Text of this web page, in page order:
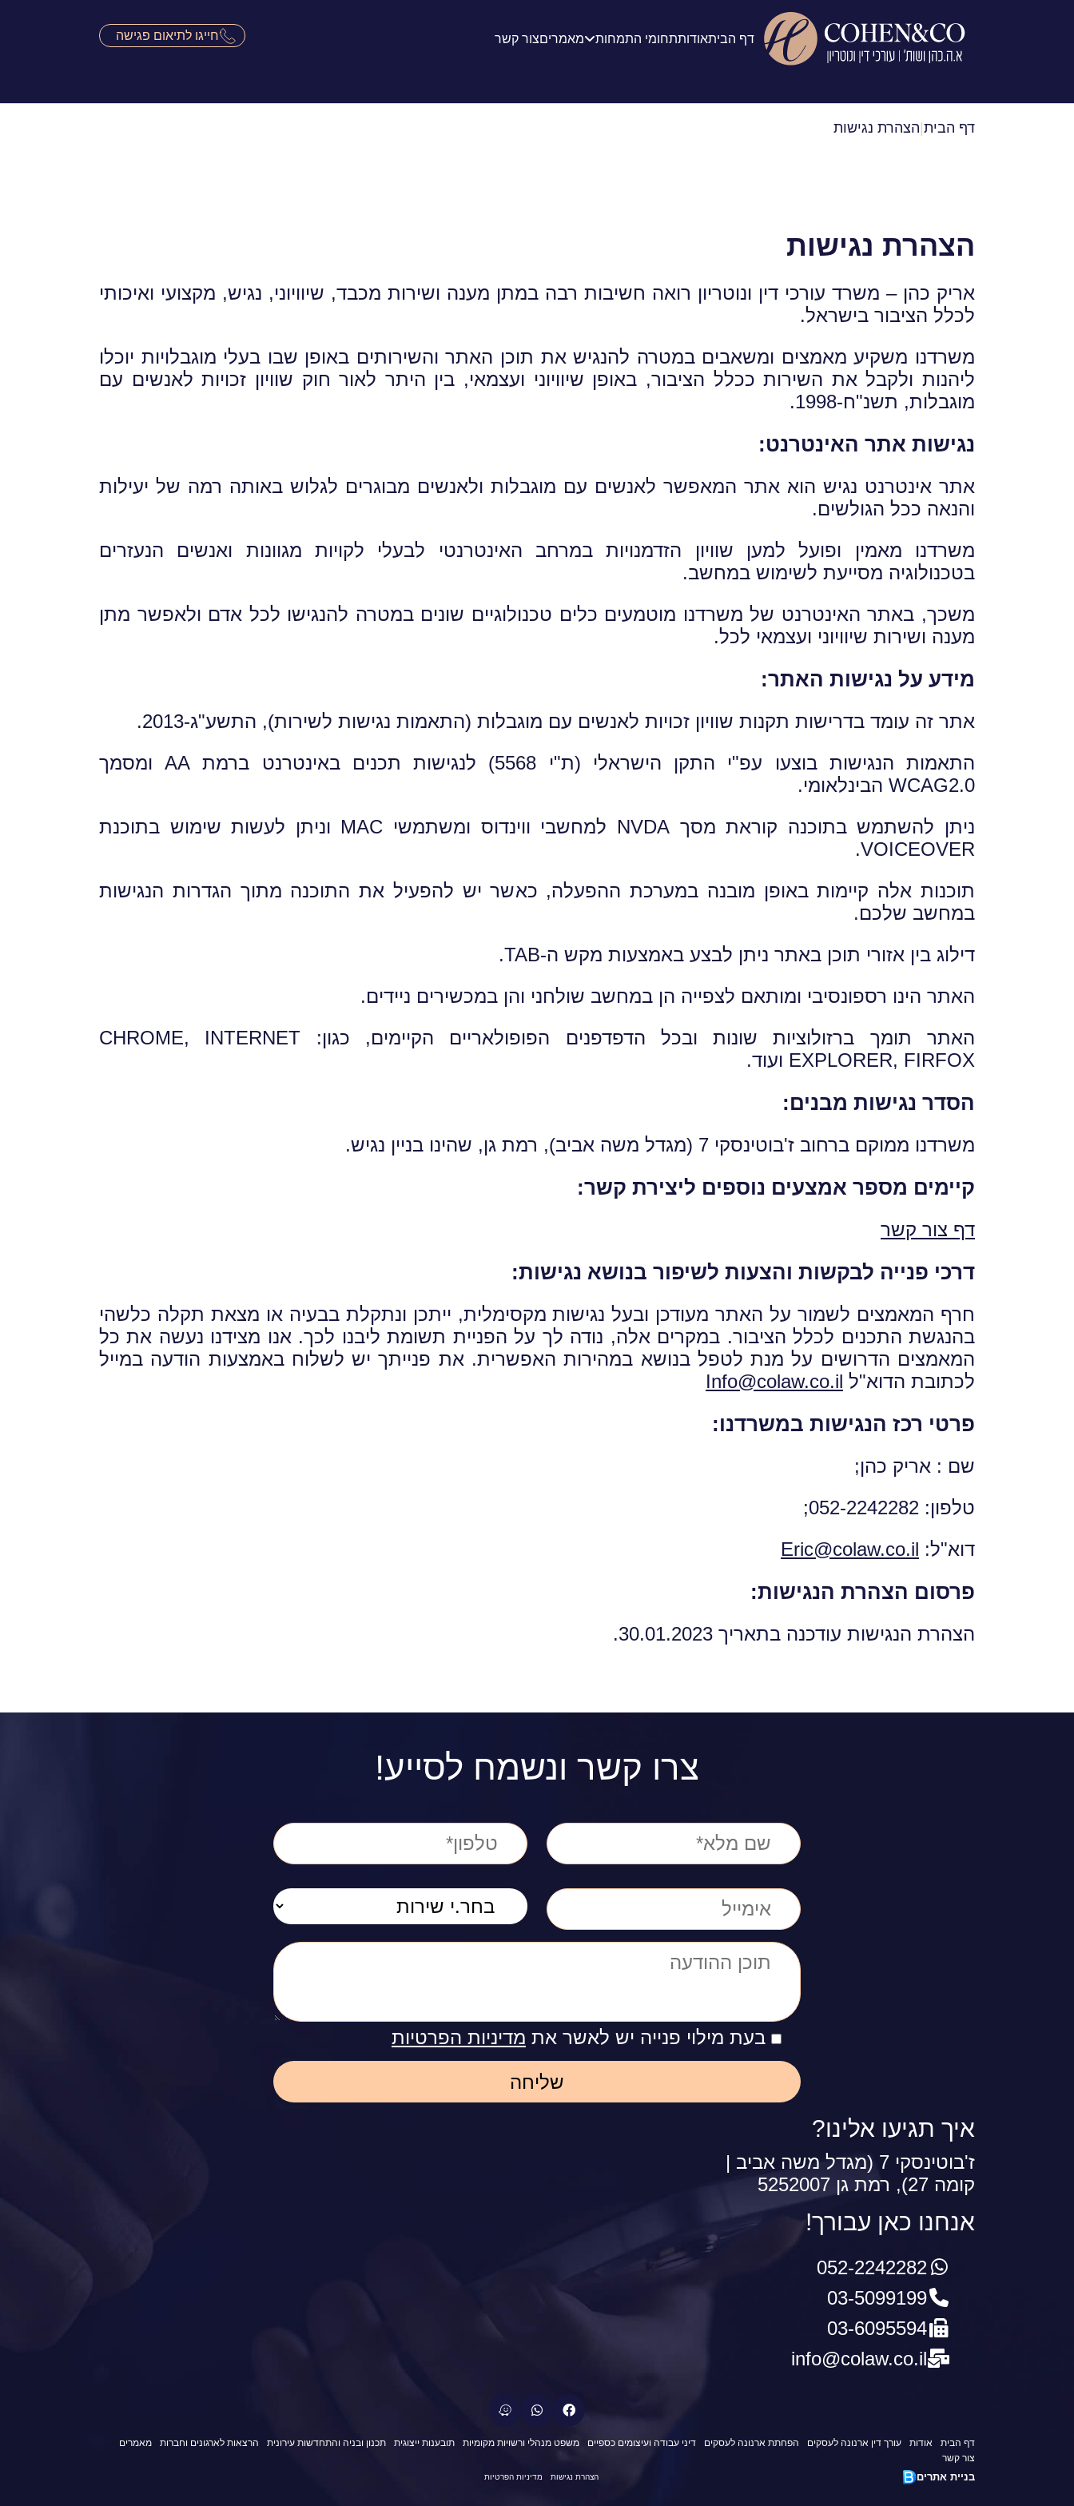
דף הביתאודותתחומי התמחות מאמריםצור קשר חייגו לתיאום פגישה
דף הבית הצהרת נגישות
הצהרת נגישות
אריק כהן – משרד עורכי דין ונוטריון רואה חשיבות רבה במתן מענה ושירות מכבד, שיוויוני, נגיש, מקצועי ואיכותי
לכלל הציבור בישראל.
משרדנו משקיע מאמצים ומשאבים במטרה להנגיש את תוכן האתר והשירותים באופן שבו בעלי מוגבלויות יוכלו
ליהנות ולקבל את השירות ככלל הציבור, באופן שיוויוני ועצמאי, בין היתר לאור חוק שוויון זכויות לאנשים עם
מוגבלות, תשנ"ח-1998.
נגישות אתר האינטרנט:
אתר אינטרנט נגיש הוא אתר המאפשר לאנשים עם מוגבלות ולאנשים מבוגרים לגלוש באותה רמה של יעילות
והנאה ככל הגולשים.
משרדנו מאמין ופועל למען שוויון הזדמנויות במרחב האינטרנטי לבעלי לקויות מגוונות ואנשים הנעזרים
בטכנולוגיה מסייעת לשימוש במחשב.
משכך, באתר האינטרנט של משרדנו מוטמעים כלים טכנולוגיים שונים במטרה להנגישו לכל אדם ולאפשר מתן
מענה ושירות שיוויוני ועצמאי לכל.
מידע על נגישות האתר:
אתר זה עומד בדרישות תקנות שוויון זכויות לאנשים עם מוגבלות (התאמות נגישות לשירות), התשע"ג-2013.
התאמות הנגישות בוצעו עפ"י התקן הישראלי (ת"י 5568) לנגישות תכנים באינטרנט ברמת AA ומסמך
WCAG2.0 הבינלאומי.
ניתן להשתמש בתוכנה קוראת מסך NVDA למחשבי ווינדוס ומשתמשי MAC וניתן לעשות שימוש בתוכנת
VOICEOVER.
תוכנות אלה קיימות באופן מובנה במערכת ההפעלה, כאשר יש להפעיל את התוכנה מתוך הגדרות הנגישות
במחשב שלכם.
דילוג בין אזורי תוכן באתר ניתן לבצע באמצעות מקש ה-TAB.
האתר הינו רספונסיבי ומותאם לצפייה הן במחשב שולחני והן במכשירים ניידים.
האתר תומך ברזולוציות שונות ובכל הדפדפנים הפופולאריים הקיימים, כגון: CHROME, INTERNET
EXPLORER, FIRFOX ועוד.
הסדר נגישות מבנים:
משרדנו ממוקם ברחוב ז'בוטינסקי 7 (מגדל משה אביב), רמת גן, שהינו בניין נגיש.
קיימים מספר אמצעים נוספים ליצירת קשר:
דף צור קשר
דרכי פנייה לבקשות והצעות לשיפור בנושא נגישות:
חרף המאמצים לשמור על האתר מעודכן ובעל נגישות מקסימלית, ייתכן ונתקלת בבעיה או מצאת תקלה כלשהי
בהנגשת התכנים לכלל הציבור. במקרים אלה, נודה לך על הפניית תשומת ליבנו לכך. אנו מצידנו נעשה את כל
המאמצים הדרושים על מנת לטפל בנושא במהירות האפשרית. את פנייתך יש לשלוח באמצעות הודעה במייל
לכתובת הדוא"ל Info@colaw.co.il
פרטי רכז הנגישות במשרדנו:
שם : אריק כהן;
טלפון: 052-2242282;
דוא"ל: Eric@colaw.co.il
פרסום הצהרת הנגישות:
הצהרת הנגישות עודכנה בתאריך 30.01.2023.
צרו קשר ונשמח לסייע!
בעת מילוי פנייה יש לאשר את מדיניות הפרטיות
איך תגיעו אלינו?
ז'בוטינסקי 7 (מגדל משה אביב |
קומה 27), רמת גן 5252007
אנחנו כאן עבורך!
052-2242282
03-5099199
03-6095594
info@colaw.co.il
דף הבית אודות עורך דין ארנונה לעסקים הפחתת ארנונה לעסקים דיני עבודה ועיצומים כספיים משפט מנהלי ורשויות מקומיות תובענות ייצוגית תכנון ובניה והתחדשות עירונית הרצאות לארגונים וחברות
מאמרים
צור קשר
הצהרת נגישות מדיניות הפרטיות בניית אתרים